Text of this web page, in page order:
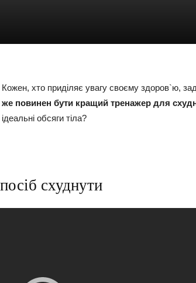
Кожен, хто приділяє увагу своєму здоров`ю,
же повинен бути кращий тренажер для
ідеальні обсяги тіла?
схуднути